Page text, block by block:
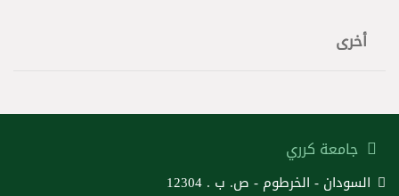
أخرى
جامعة كرري
السودان - الخرطوم - ص. ب . 12304